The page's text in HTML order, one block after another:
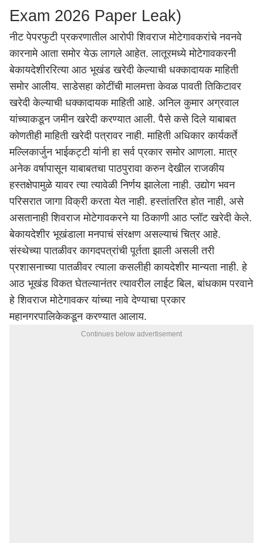
Exam 2026 Paper Leak)
नीट पेपरफुटी प्रकरणातील आरोपी शिवराज मोटेगावकरांचे नवनवे
कारनामे आता समोर येऊ लागले आहेत.लातूरमध्ये मोटेगावकरनी
बेकायदेशीररित्या आठ भूखंड खरेदी केल्याची धक्कादायक माहिती
समोर आलीय. साडेसहा कोटींची मालमत्ता केवळ पावती तिकिटावर
खरेदी केल्याची धक्कादायक माहिती आहे. अनिल कुमार अग्रवाल
यांच्याकडून जमीन खरेदी करण्यात आली. पैसे कसे दिले याबाबत
कोणतीही माहिती खरेदी पत्रावर नाही. माहिती अधिकार कार्यकर्ते
मल्लिकार्जुन भाईकट्टी यांनी हा सर्व प्रकार समोर आणला. मात्र
अनेक वर्षापासून याबाबतचा पाठपुरावा करुन देखील राजकीय
हस्तक्षेपामुळे यावर त्या त्यावेळी निर्णय झालेला नाही. उद्योग भवन
परिसरात जागा विक्री करता येत नाही. हस्तांतरित होत नाही, असे
असतानाही शिवराज मोटेगावकरने या ठिकाणी आठ प्लॉट खरेदी केले.
बेकायदेशीर भूखंडाला मनपाचं संरक्षण असल्याचं चित्र आहे.
संस्थेच्या पातळीवर कागदपत्रांची पूर्तता झाली असली तरी
प्रशासनाच्या पातळीवर त्याला कसलीही कायदेशीर मान्यता नाही. हे
आठ भूखंड विकत घेतल्यानंतर त्यावरील लाईट बिल, बांधकाम परवाने
हे शिवराज मोटेगावकर यांच्या नावे देण्याचा प्रकार
महानगरपालिकेकडून करण्यात आलाय.
Continues below advertisement